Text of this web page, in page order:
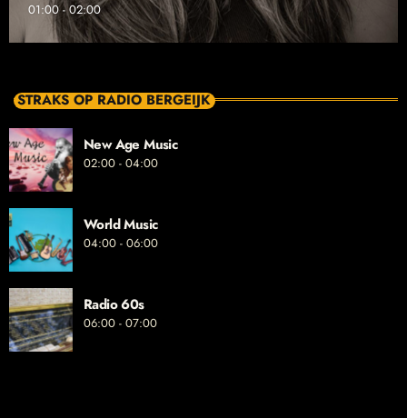
01:00 - 02:00
STRAKS OP RADIO BERGEIJK
New Age Music
02:00 - 04:00
World Music
04:00 - 06:00
Radio 60s
06:00 - 07:00